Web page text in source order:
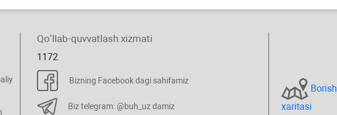
Qoʻllab-quvvatlash хizmati
1172
Bizning Facebook dagi sahifamiz
Biz telegram: @buh_uz damiz
Borish
хaritasi